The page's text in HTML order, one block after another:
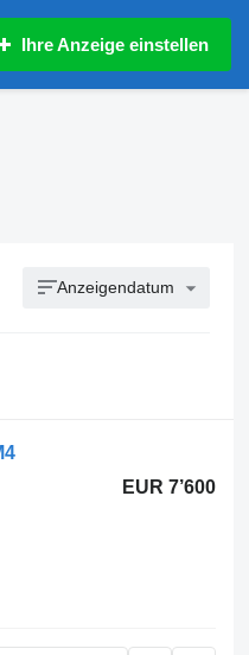
Ihre Anzeige einstellen
Anzeigendatum
EUR 7’600